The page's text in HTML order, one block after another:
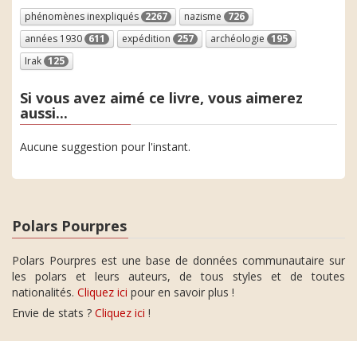
phénomènes inexpliqués 2267 nazisme 726
années 1930 611 expédition 257 archéologie 195
Irak 125
Si vous avez aimé ce livre, vous aimerez
aussi...
Aucune suggestion pour l'instant.
Polars Pourpres
Polars Pourpres est une base de données communautaire sur
les polars et leurs auteurs, de tous styles et de toutes
nationalités. Cliquez ici pour en savoir plus !
Envie de stats ? Cliquez ici !